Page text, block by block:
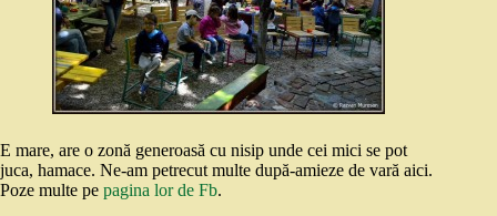
E mare, are o zonă generoasă cu nisip unde cei mici se pot
juca, hamace. Ne-am petrecut multe după-amieze de vară aici.
Poze multe pe pagina lor de Fb.